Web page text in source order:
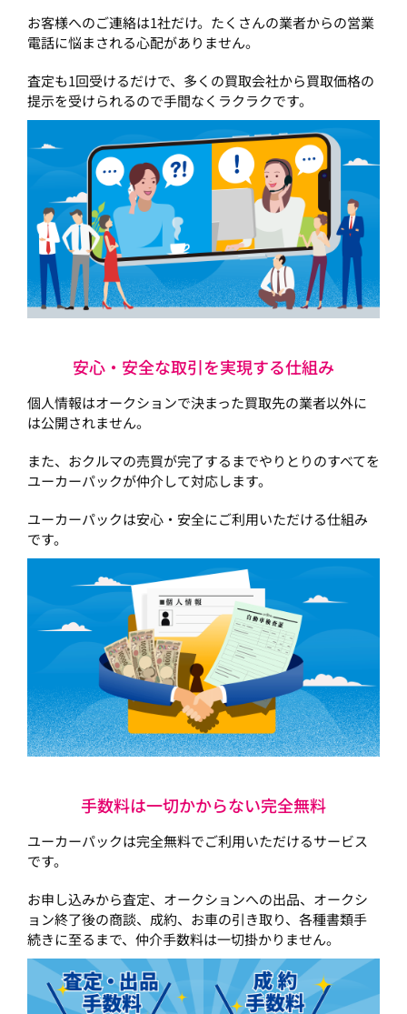
お客様へのご連絡は1社だけ。たくさんの業者からの営業
電話に悩まされる心配がありません。
査定も1回受けるだけで、多くの買取会社から買取価格の
提示を受けられるので手間なくラクラクです。
安心・安全な取引を実現する仕組み
個人情報はオークションで決まった買取先の業者以外に
は公開されません。
また、おクルマの売買が完了するまでやりとりのすべてを
ユーカーパックが仲介して対応します。
ユーカーパックは安心・安全にご利用いただける仕組み
です。
手数料は一切かからない完全無料
ユーカーパックは完全無料でご利用いただけるサービス
です。
お申し込みから査定、オークションへの出品、オークシ
ョン終了後の商談、成約、お車の引き取り、各種書類手
続きに至るまで、仲介手数料は一切掛かりません。